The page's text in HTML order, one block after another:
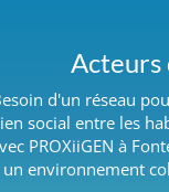
Acteurs
d'un réseau
social entre les
PROXiiGEN à
un environnement